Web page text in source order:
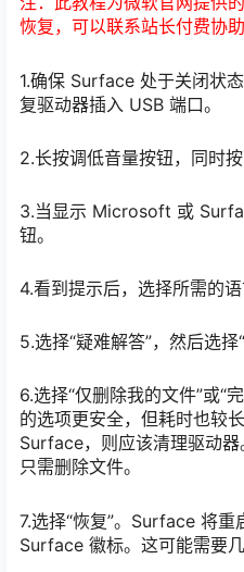
恢复，可以联系站长付费协
1.确保 Surface 处于关闭状
复驱动器插入 USB 端口。
2.长按调低音量按钮，同时按
3.当显示 Microsoft 或
钮。
4.看到提示后，选择所需的语
5.选择“疑难解答”，然后选择
6.选择“仅删除我的文件”或“
的选项更安全，但耗时也较
Surface，则应该清理驱动
只需删除文件。
7.选择“恢复”。Surface 将
Surface 徽标。这可能需要几